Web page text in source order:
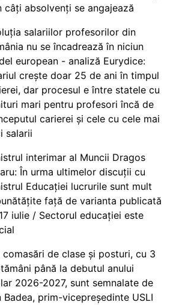
câți absolvenți se angajează
salariilor profesorilor din
nu se încadrează în niciun
european - analiză Eurydice:
crește doar 25 de ani în timpul
dar procesul e între statele cu
mari pentru profesori încă de
carierei și cele cu cele mai
salarii
interimar al Muncii Dragos
În urma ultimelor discuții cu
Educației lucrurile sunt mult
față de varianta publicată
iulie / Sectorul educației este
comasări de clase și posturi, cu 3
până la debutul anului
2026-2027, sunt semnalate de
Badea, prim-vicepreședinte USLI